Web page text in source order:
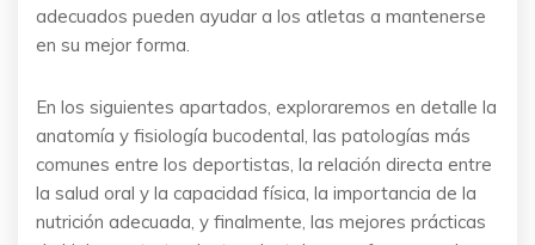
adecuados pueden ayudar a los atletas a mantenerse
en su mejor forma.
En los siguientes apartados, exploraremos en detalle la
anatomía y fisiología bucodental, las patologías más
comunes entre los deportistas, la relación directa entre
la salud oral y la capacidad física, la importancia de la
nutrición adecuada, y finalmente, las mejores prácticas